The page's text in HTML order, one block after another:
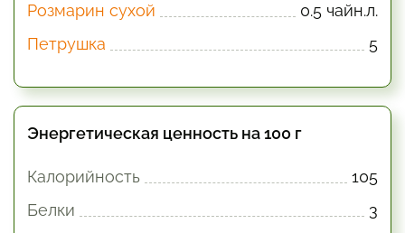
Розмарин сухой
0.5 чайн.л.
Петрушка
5
Энергетическая ценность на 100 г
Калорийность
105
Белки
3